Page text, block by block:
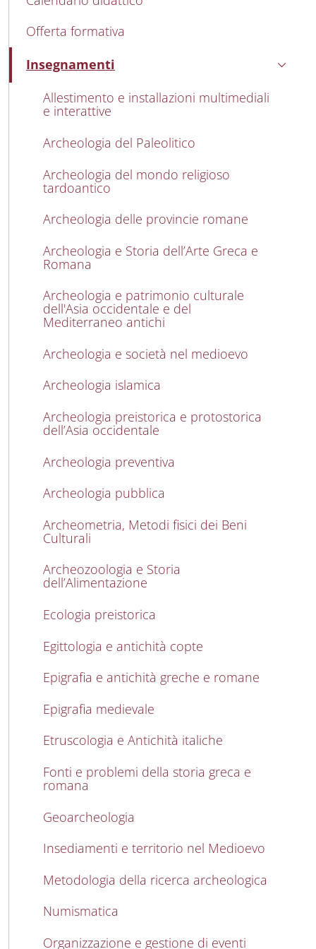
Offerta formativa
Insegnamenti
Attivo
Allestimento e installazioni multimediali
e interattive
Archeologia del Paleolitico
Archeologia del mondo religioso
tardoantico
Archeologia delle provincie romane
Archeologia e Storia dell’Arte Greca e
Romana
Archeologia e patrimonio culturale
dell'Asia occidentale e del
Mediterraneo antichi
Archeologia e società nel medioevo
Archeologia islamica
Archeologia preistorica e protostorica
dell’Asia occidentale
Archeologia preventiva
Archeologia pubblica
Archeometria, Metodi fisici dei Beni
Culturali
Archeozoologia e Storia
dell’Alimentazione
Ecologia preistorica
Egittologia e antichità copte
Epigrafia e antichità greche e romane
Epigrafia medievale
Etruscologia e Antichità italiche
Fonti e problemi della storia greca e
romana
Geoarcheologia
Insediamenti e territorio nel Medioevo
Metodologia della ricerca archeologica
Numismatica
Organizzazione e gestione di eventi